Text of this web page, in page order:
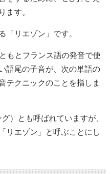
す。
リエゾン」です。
もとフランス語の発音で使
語尾の子音が、次の単語の
テクニックのことを指しま
）とも呼ばれていますが、
リエゾン」と呼ぶことにし